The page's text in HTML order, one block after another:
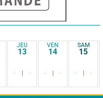
JEU
13
- -
VEN
14
- -
SAM
15
- -